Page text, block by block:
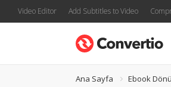
Video Editor Add Subtitles to Video
Ana Sayfa Ebook